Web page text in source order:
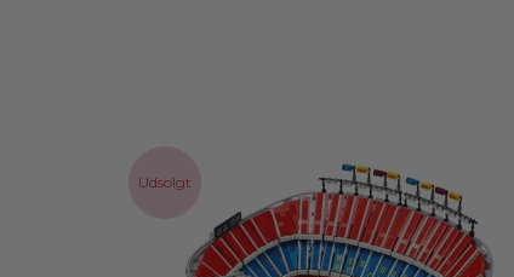
Udsolgt